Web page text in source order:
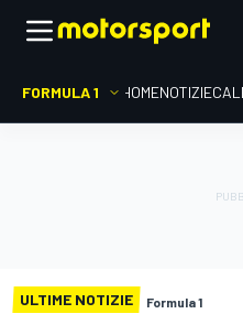
FORMULA 1 HOMENOTIZIE
ULTIME NOTIZIE Formula 1